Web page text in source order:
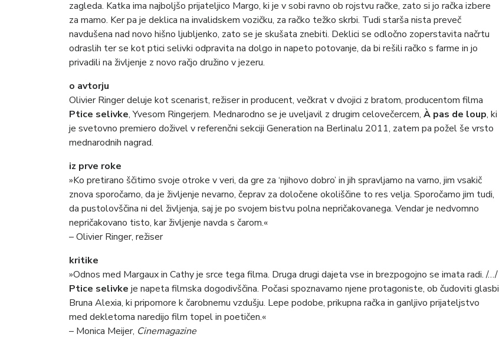
zagleda. Katka ima najboljšo prijateljico Margo, ki je v sobi ravno ob rojstvu račke, zato si jo račka izbere
za mamo. Ker pa je deklica na invalidskem vozičku, za račko težko skrbi. Tudi starša nista preveč
navdušena nad novo hišno ljubljenko, zato se je skušata znebiti. Deklici se odločno zoperstavita načrtu
odraslih ter se kot ptici selivki odpravita na dolgo in napeto potovanje, da bi rešili račko s farme in jo
privadili na življenje z novo račjo družino v jezeru.
o avtorju
Olivier Ringer deluje kot scenarist, režiser in producent, večkrat v dvojici z bratom, producentom filma
Ptice selivke, Yvesom Ringerjem. Mednarodno se je uveljavil z drugim celovečercem, À pas de loup, ki
je svetovno premiero doživel v referenčni sekciji Generation na Berlinalu 2011, zatem pa požel še vrsto
mednarodnih nagrad.
iz prve roke
»Ko pretirano ščitimo svoje otroke v veri, da gre za ‘njihovo dobro’ in jih spravljamo na varno, jim vsakič
znova sporočamo, da je življenje nevarno, čeprav za določene okoliščine to res velja. Sporočamo jim tudi,
da pustolovščina ni del življenja, saj je po svojem bistvu polna nepričakovanega. Vendar je nedvomno
nepričakovano tisto, kar življenje navda s čarom.«
– Olivier Ringer, režiser
kritike
»Odnos med Margaux in Cathy je srce tega filma. Druga drugi dajeta vse in brezpogojno se imata radi. /…/
Ptice selivke je napeta filmska dogodivščina. Počasi spoznavamo njene protagoniste, ob čudoviti glasbi
Bruna Alexia, ki pripomore k čarobnemu vzdušju. Lepe podobe, prikupna račka in ganljivo prijateljstvo
med dekletoma naredijo film topel in poetičen.«
– Monica Meijer, Cinemagazine